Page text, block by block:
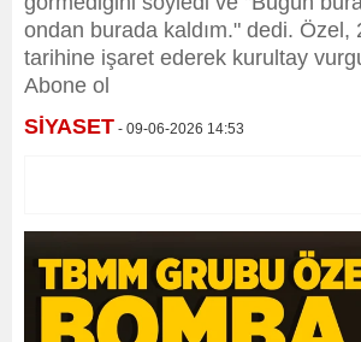
ondan burada kaldım." dedi. Özel,
tarihine işaret ederek kurultay
Abone ol
SİYASET - 09-06-2026 14:53